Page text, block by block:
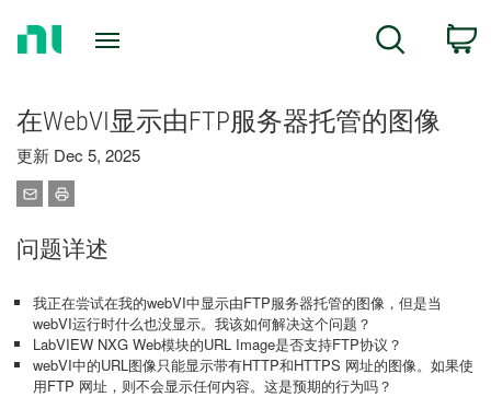
Search
在WebVI显示由FTP服务器托管的图像
更新 Dec 5, 2025
问题详述
我正在尝试在我的webVI中显示由FTP服务器托管的图像，但是当
webVI运行时什么也没显示。我该如何解决这个问题？
LabVIEW NXG Web模块的URL Image是否支持FTP协议？
webVI中的URL图像只能显示带有HTTP和HTTPS 网址的图像。如果使
用FTP 网址，则不会显示任何内容。这是预期的行为吗？